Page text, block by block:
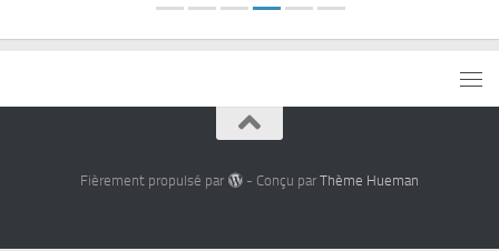
Fièrement propulsé par - Conçu par Thème Hueman